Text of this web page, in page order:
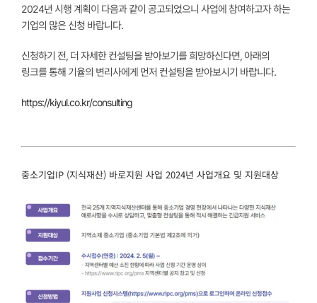
2024년 시행 계획이 다음과 같이 공고되었으니 사업에 참여하고자 하는
기업의 많은 신청 바랍니다.
신청하기 전, 더 자세한 컨설팅을 받아보기를 희망하신다면, 아래의
링크를 통해 기율의 변리사에게 먼저 컨설팅을 받아보시기 바랍니다.
https://kiyul.co.kr/consulting
중소기업IP (지식재산) 바로지원 사업 2024년 사업개요 및 지원대상